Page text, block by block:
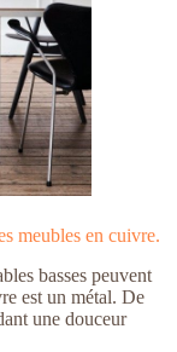
meubles en cuivre.
basses peuvent
est un métal. De
une douceur